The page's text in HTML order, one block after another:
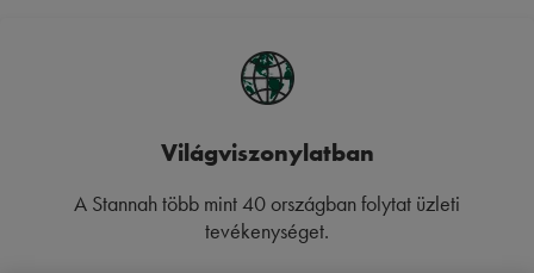
Világviszonylatban
A Stannah több mint 40 országban folytat üzleti
tevékenységet.